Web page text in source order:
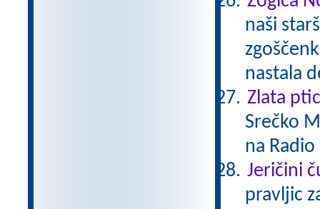
naši
nastala
Zlata
Srečko
na
Jeričini
pravljic